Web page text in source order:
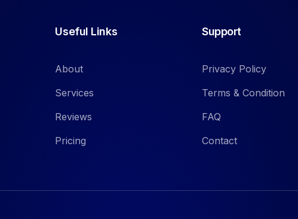
Useful Links
About
Services
Reviews
Pricing
Support
Privacy Policy
Terms & Condition
FAQ
Contact